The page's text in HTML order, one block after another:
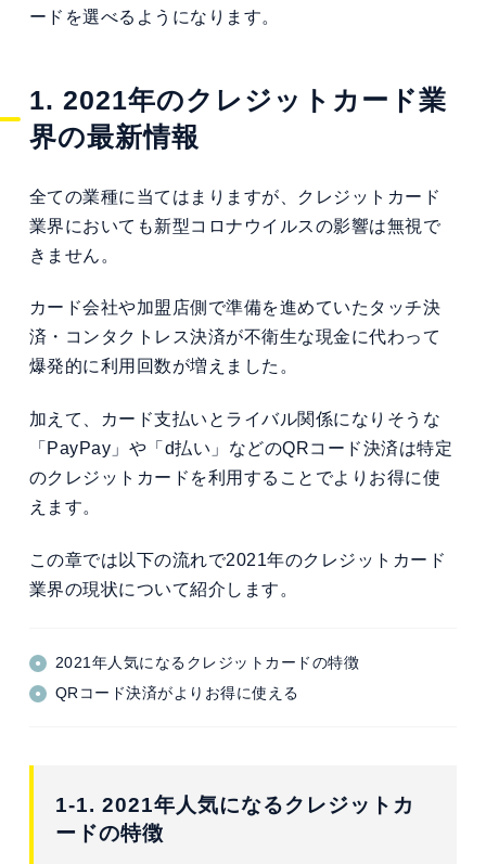
ードを選べるようになります。
1. 2021年のクレジットカード業
界の最新情報
全ての業種に当てはまりますが、クレジットカード
業界においても新型コロナウイルスの影響は無視で
きません。
カード会社や加盟店側で準備を進めていたタッチ決
済・コンタクトレス決済が不衛生な現金に代わって
爆発的に利用回数が増えました。
加えて、カード支払いとライバル関係になりそうな
「PayPay」や「d払い」などのQRコード決済は特定
のクレジットカードを利用することでよりお得に使
えます。
この章では以下の流れで2021年のクレジットカード
業界の現状について紹介します。
2021年人気になるクレジットカードの特徴
QRコード決済がよりお得に使える
1-1. 2021年人気になるクレジットカ
ードの特徴